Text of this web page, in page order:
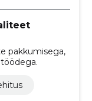
pakkumisega,